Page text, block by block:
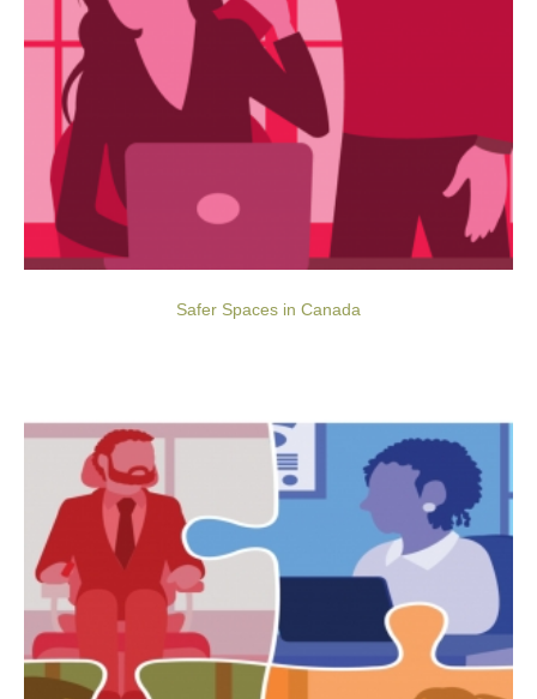
Safer Spaces in Canada